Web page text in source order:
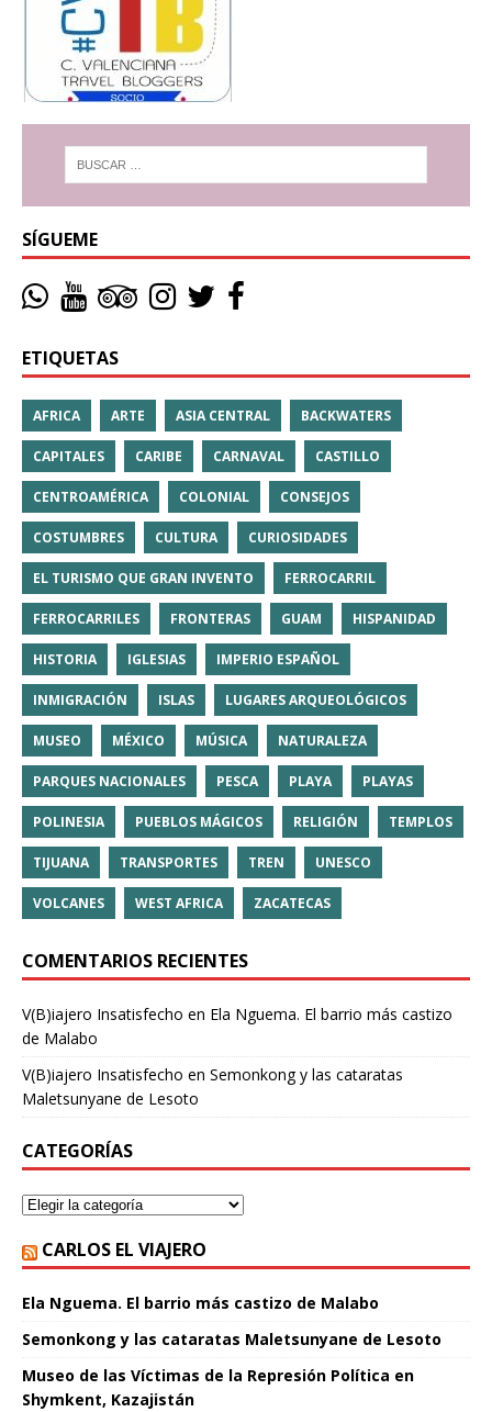
SÍGUEME
ETIQUETAS
AFRICA ARTE ASIA CENTRAL BACKWATERS
CAPITALES CARIBE CARNAVAL CASTILLO
CENTROAMÉRICA COLONIAL CONSEJOS
COSTUMBRES CULTURA CURIOSIDADES
EL TURISMO QUE GRAN INVENTO FERROCARRIL
FERROCARRILES FRONTERAS GUAM HISPANIDAD
HISTORIA IGLESIAS IMPERIO ESPAÑOL
INMIGRACIÓN ISLAS LUGARES ARQUEOLÓGICOS
MUSEO MÉXICO MÚSICA NATURALEZA
PARQUES NACIONALES PESCA PLAYA PLAYAS
POLINESIA PUEBLOS MÁGICOS RELIGIÓN TEMPLOS
TIJUANA TRANSPORTES TREN UNESCO
VOLCANES WEST AFRICA ZACATECAS
COMENTARIOS RECIENTES
V(B)iajero Insatisfecho en Ela Nguema. El barrio más castizo
de Malabo
V(B)iajero Insatisfecho en Semonkong y las cataratas
Maletsunyane de Lesoto
CATEGORÍAS
CARLOS EL VIAJERO
Ela Nguema. El barrio más castizo de Malabo
Semonkong y las cataratas Maletsunyane de Lesoto
Museo de las Víctimas de la Represión Política en
Shymkent, Kazajistán